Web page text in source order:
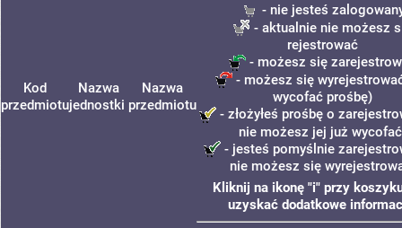
Kod
przedmiotu
Nazwa
jednostki
Nazwa
przedmiotu
- nie jesteś
- aktualnie nie możesz
rejestrować
- możesz się
- możesz się
wycofać prośbę)
- złożyłeś prośbę o
nie możesz jej już
- jesteś pomyślnie
nie możesz się
Kliknij na ikonę "i" przy
uzyskać dodatkowe